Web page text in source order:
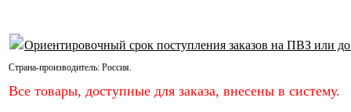
Ориентировочный срок поступления заказов на ПВЗ или
Страна-производитель: Россия.
Все товары, доступные для заказа, внесены в систему.